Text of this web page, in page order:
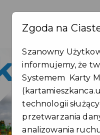
Jedna Karta,
wiele korzyści
Zgoda na
Szanowny
informujemy, że
Systemem Karty
technologii
przetwarzania
analizowania